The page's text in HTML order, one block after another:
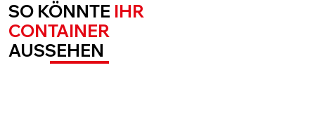
SO KÖNNTE IHR
CONTAINER
AUSSEHEN